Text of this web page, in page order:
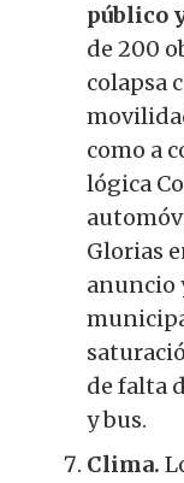
público
de 200
colapsa
como a
lógica
Glorias
anuncio
de falta
y bus.
Clima.